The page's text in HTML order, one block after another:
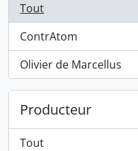
Tout
ContrAtom
, 2 résultats
Olivier de Marcellus
, 1 résultats
Producteur
Tout